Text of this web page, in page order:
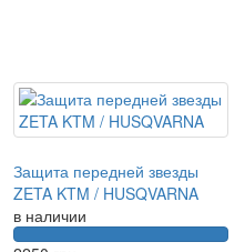
Защита передней звезды
ZETA KTM / HUSQVARNA
в наличии